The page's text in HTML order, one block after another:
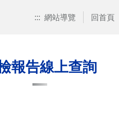
::: 網站導覽 回首頁
報告線上查詢